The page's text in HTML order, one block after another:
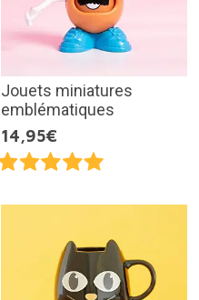
Jouets miniatures
emblématiques
14,95€